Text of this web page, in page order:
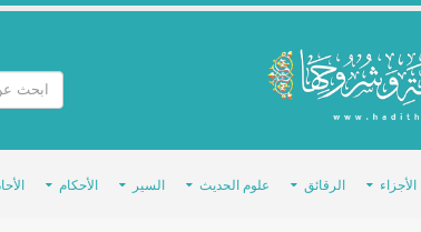
الأجزاء الرقائق علوم الحديث السير الأحكام